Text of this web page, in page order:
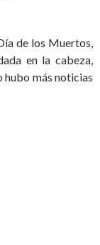
de los Muertos,
en la cabeza,
hubo más noticias